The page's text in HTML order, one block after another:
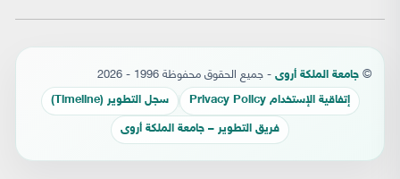
© جامعة الملكة أروى - جميع الحقوق محفوظة 1996 - 2026
إتفاقية الإستخدام Privacy Policy سجل التطوير (Timeline)
فريق التطوير – جامعة الملكة أروى